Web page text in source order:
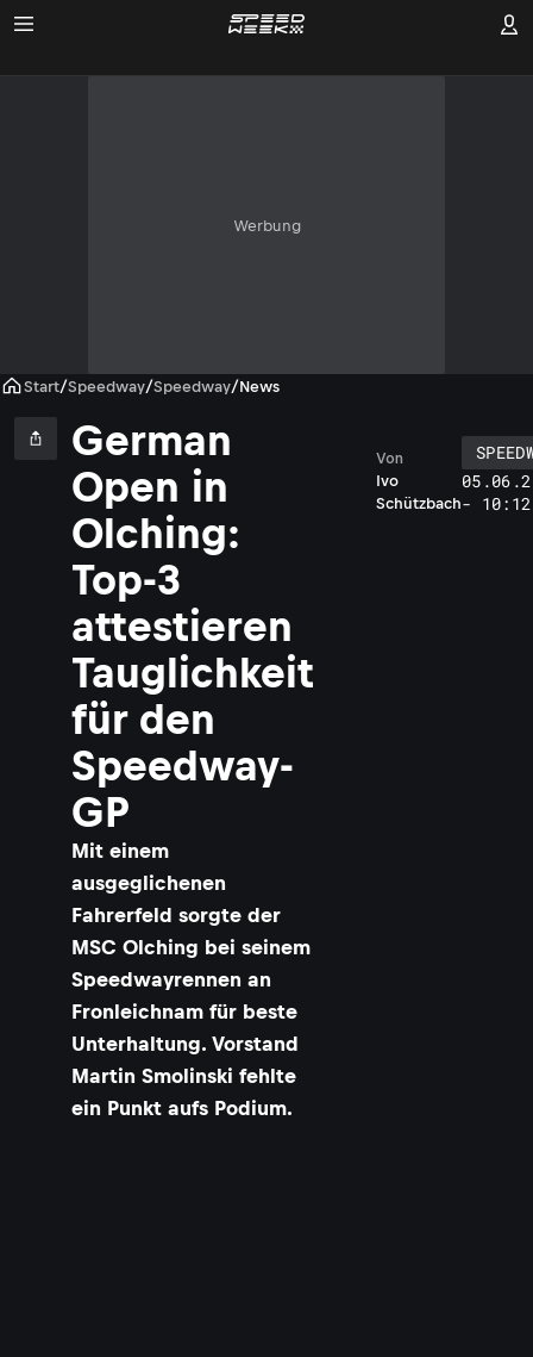
Werbung
Start/Speedway/Speedway/News
German
Open in
Olching:
Top-3
attestieren
Tauglichkeit
für den
Speedway-
GP
Mit einem
ausgeglichenen
Fahrerfeld sorgte der
MSC Olching bei seinem
Speedwayrennen an
Fronleichnam für beste
Unterhaltung. Vorstand
Martin Smolinski fehlte
ein Punkt aufs Podium.
Ivo
Schützbach
Von
- 10:12